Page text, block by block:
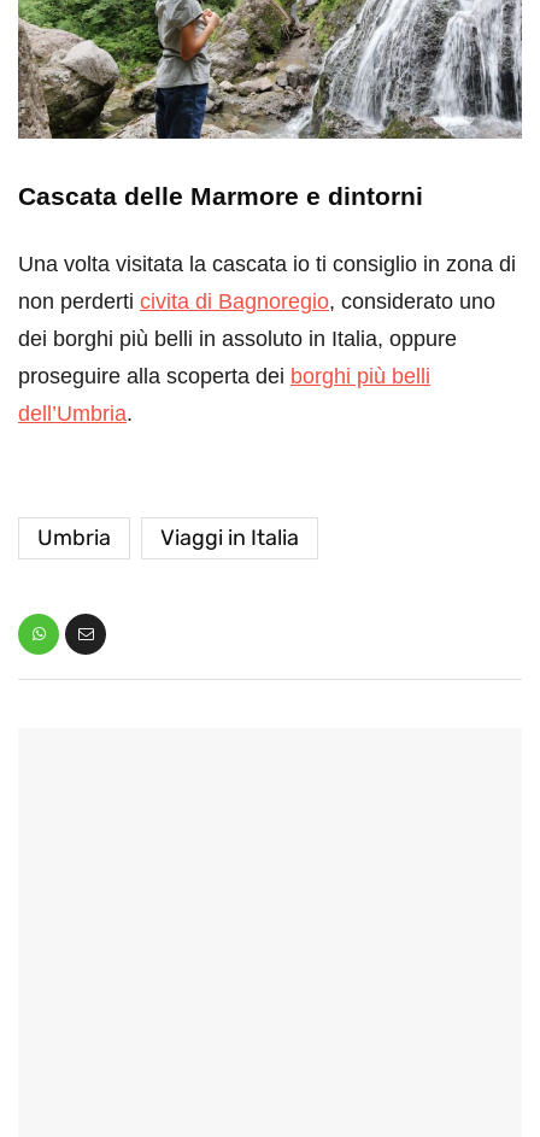
Cascata delle Marmore e dintorni
Una volta visitata la cascata io ti consiglio in zona di
non perderti civita di Bagnoregio, considerato uno
dei borghi più belli in assoluto in Italia, oppure
proseguire alla scoperta dei borghi più belli
dell’Umbria.
Umbria Viaggi in Italia